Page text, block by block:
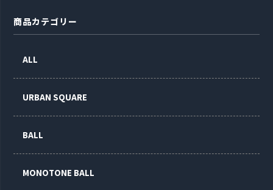
商品カテゴリー
ALL
URBAN SQUARE
BALL
MONOTONE BALL